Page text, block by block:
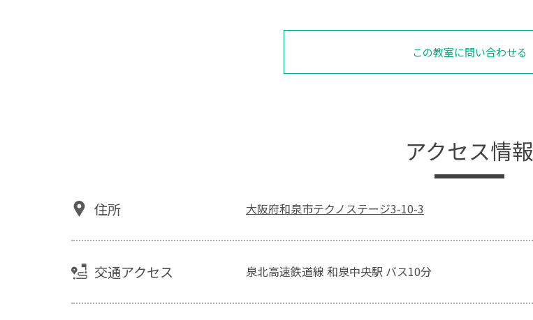
この教室に問い合わせる
アクセス情報
住所 大阪府和泉市テクノステージ3-10-3
交通アクセス 泉北高速鉄道線 和泉中央駅 バス10分